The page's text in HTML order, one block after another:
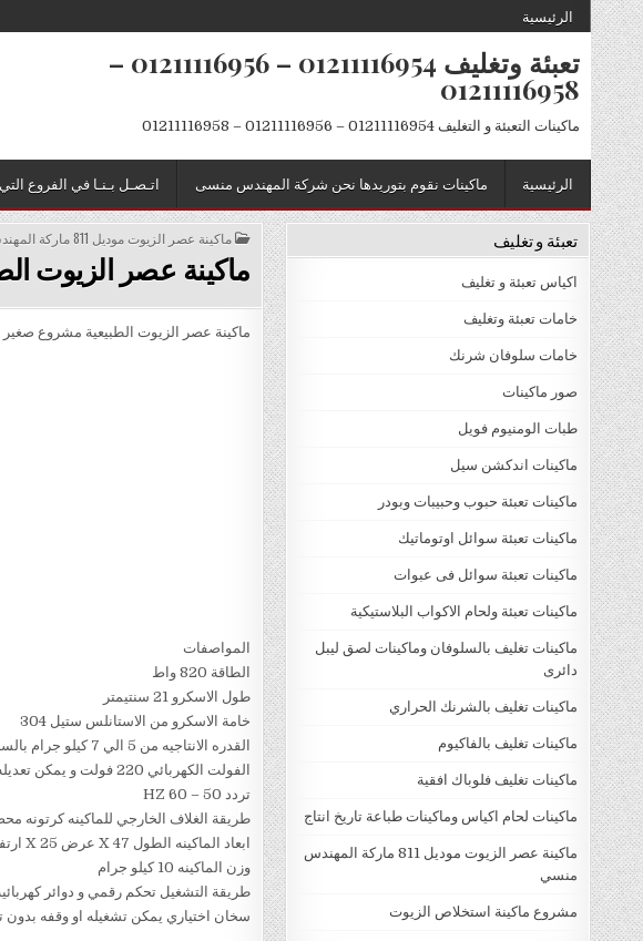
Skip to content
الرئيسية
تعبئة وتغليف 01211116954 – 01211116956 –
01211116958
ماكينات التعبئة و التغليف 01211116954 – 01211116956 – 01211116958
الرئيسية ماكينات نقوم بتوريدها نحن شركة المهندس منسى اتـصـل بـنـا في الفروع
POSTED IN
ماكينة عصر الزيوت موديل 811 ماركة المهندس منسي
ماكينة عصر الزيوت الطبيعية
ماكينة عصر الزيوت الطبيعية مشروع صغير من البيت موديل
المواصفات
الطاقة 820 واط
طول الاسكرو 21 سنتيمتر
خامة الاسكرو من الاستانلس ستيل 304
القدره الانتاجيه من 5 الي 7 كيلو جرام بالساعه اي بورديه 10 ساعات من 50 الي 70 كيلو جرام
الفولت الكهربائي 220 فولت و يمكن تعديله حسب طلب العميل
تردد 50 – 60 HZ
طريقة الغلاف الخارجي للماكينه كرتونه
ابعاد الماكينه الطول 47 X عرض 25 X ارتفاع 25 سم
وزن الماكينه 10 كيلو جرام
طريقة التشغيل تحكم رقمي و دوائر
سخان اختياري يمكن تشغيله او وقفه بدون
تعبئة و تغليف
اكياس تعبئة و تغليف
خامات تعبئة وتغليف
خامات سلوفان شرنك
صور ماكينات
طبات الومنيوم فويل
ماكينات اندكشن سيل
ماكينات تعبئة حبوب وحبيبات وبودر
ماكينات تعبئة سوائل اوتوماتيك
ماكينات تعبئة سوائل فى عبوات
ماكينات تعبئة ولحام الاكواب البلاستيكية
ماكينات تغليف بالسلوفان وماكينات لصق ليبل
دائرى
ماكينات تغليف بالشرنك الحراري
ماكينات تغليف بالفاكيوم
ماكينات تغليف فلوباك افقية
ماكينات لحام اكياس وماكينات طباعة تاريخ انتاج
ماكينة عصر الزيوت موديل 811 ماركة المهندس
منسي
مشروع ماكينة استخلاص الزيوت